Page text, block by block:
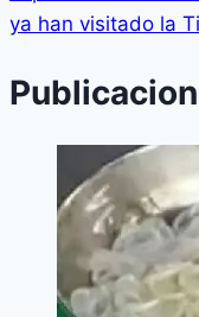
ya han visitado la